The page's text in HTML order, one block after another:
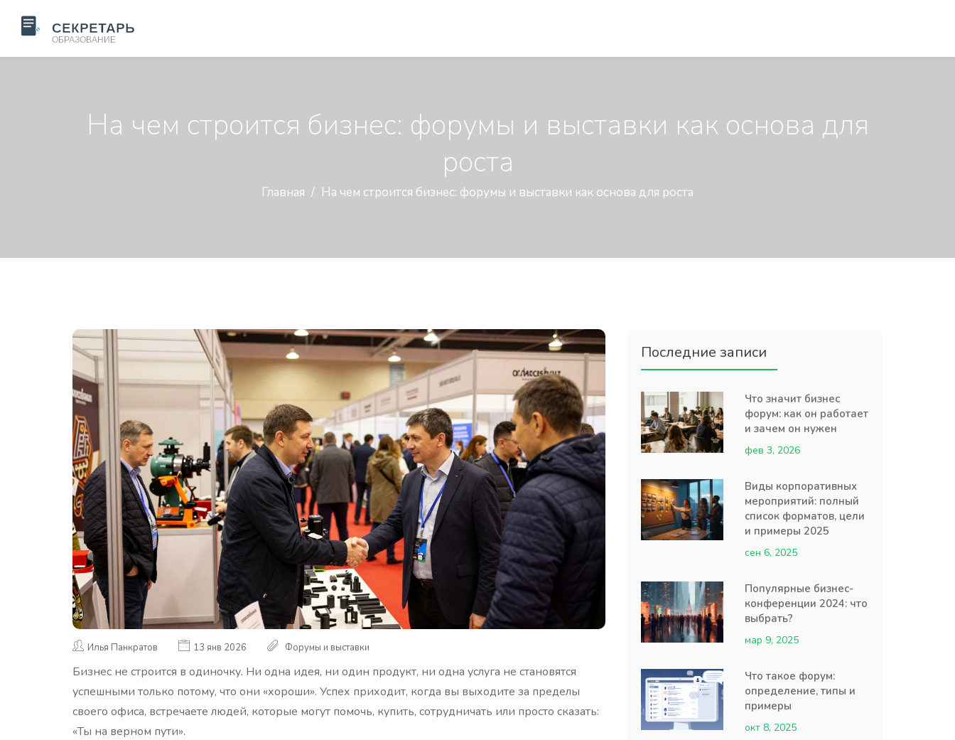
На чем строится бизнес: форумы и выставки как основа для
роста
Главная На чем строится бизнес: форумы и выставки как основа для роста
Илья Панкратов 13 янв 2026 Форумы и выставки
Бизнес не строится в одиночку. Ни одна идея, ни один продукт, ни одна услуга не становятся
успешными только потому, что они «хороши». Успех приходит, когда вы выходите за пределы
своего офиса, встречаете людей, которые могут помочь, купить, сотрудничать или просто сказать:
«Ты на верном пути».
Последние записи
Что значит бизнес
форум: как он работает
и зачем он нужен
фев 3, 2026
Виды корпоративных
мероприятий: полный
список форматов, цели
и примеры 2025
сен 6, 2025
Популярные бизнес-
конференции 2024: что
выбрать?
мар 9, 2025
Что такое форум:
определение, типы и
примеры
окт 8, 2025